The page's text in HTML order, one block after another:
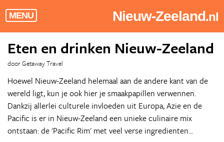
MENU Nieuw-Zeeland.nl
Eten en drinken Nieuw-Zeeland
door Getaway Travel
Hoewel Nieuw-Zeeland helemaal aan de andere kant van de
wereld ligt, kun je ook hier je smaakpapillen verwennen.
Dankzij allerlei culturele invloeden uit Europa, Azie en de
Pacific is er in Nieuw-Zeeland een unieke culinaire mix
ontstaan: de 'Pacific Rim' met veel verse ingredienten...